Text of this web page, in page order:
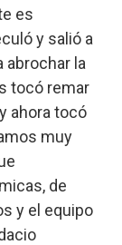
es
y salió a
abrochar la
tocó remar
ahora tocó
muy
de
y el equipo